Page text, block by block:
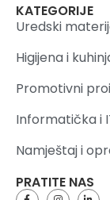
KATEGORIJE
Uredski
Higijena i
Promotivni
Informatička i
Namještaj i
PRATITE NAS